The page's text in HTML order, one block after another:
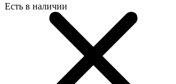
Есть в наличии